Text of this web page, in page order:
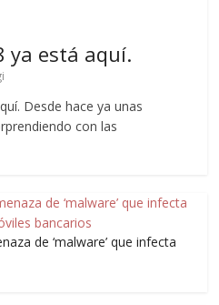
ya está aquí.
Desde hace ya unas
con las
de ‘malware’ que infecta